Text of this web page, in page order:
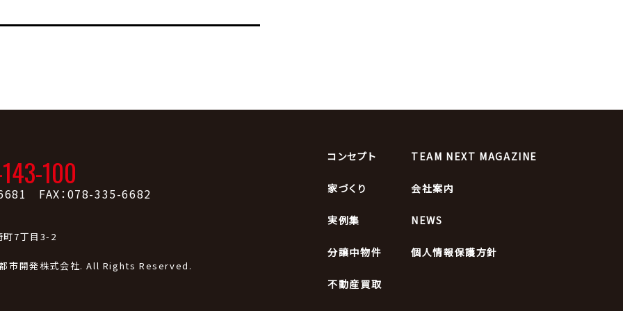
コンセプト
家づくり
実例集
分譲中物件
不動産買取
TEAM NEXT MAGAZINE
会社案内
NEWS
個人情報保護方針
100
FAX：078-335-6682
町7丁目3-2
市開発株式会社. All Rights Reserved.